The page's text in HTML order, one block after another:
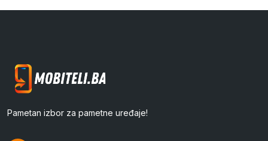
Pametan izbor za pametne uređaje!